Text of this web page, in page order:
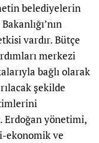
belediyelerin
vardır. Bütçe
merkezi
bağlı olarak
şekilde
Erdoğan yönetimi,
ekonomik ve